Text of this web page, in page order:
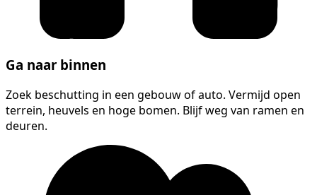
Ga naar binnen
Zoek beschutting in een gebouw of auto. Vermijd open
terrein, heuvels en hoge bomen. Blijf weg van ramen en
deuren.